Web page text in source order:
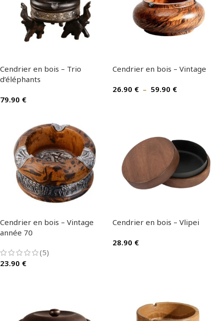
Cendrier en bois – Trio
d’éléphants
79.90 €
Cendrier en bois – Vintage
26.90 € – 59.90 €
Cendrier en bois – Vintage
année 70
(5)
23.90 €
Cendrier en bois – Vlipei
28.90 €